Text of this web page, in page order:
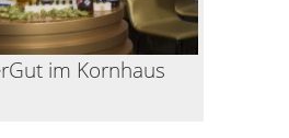
im Kornhaus